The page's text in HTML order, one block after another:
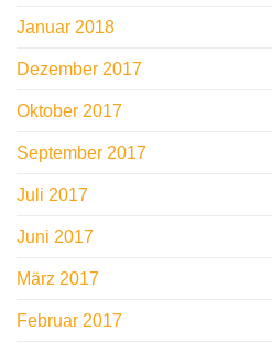
Januar 2018
Dezember 2017
Oktober 2017
September 2017
Juli 2017
Juni 2017
März 2017
Februar 2017